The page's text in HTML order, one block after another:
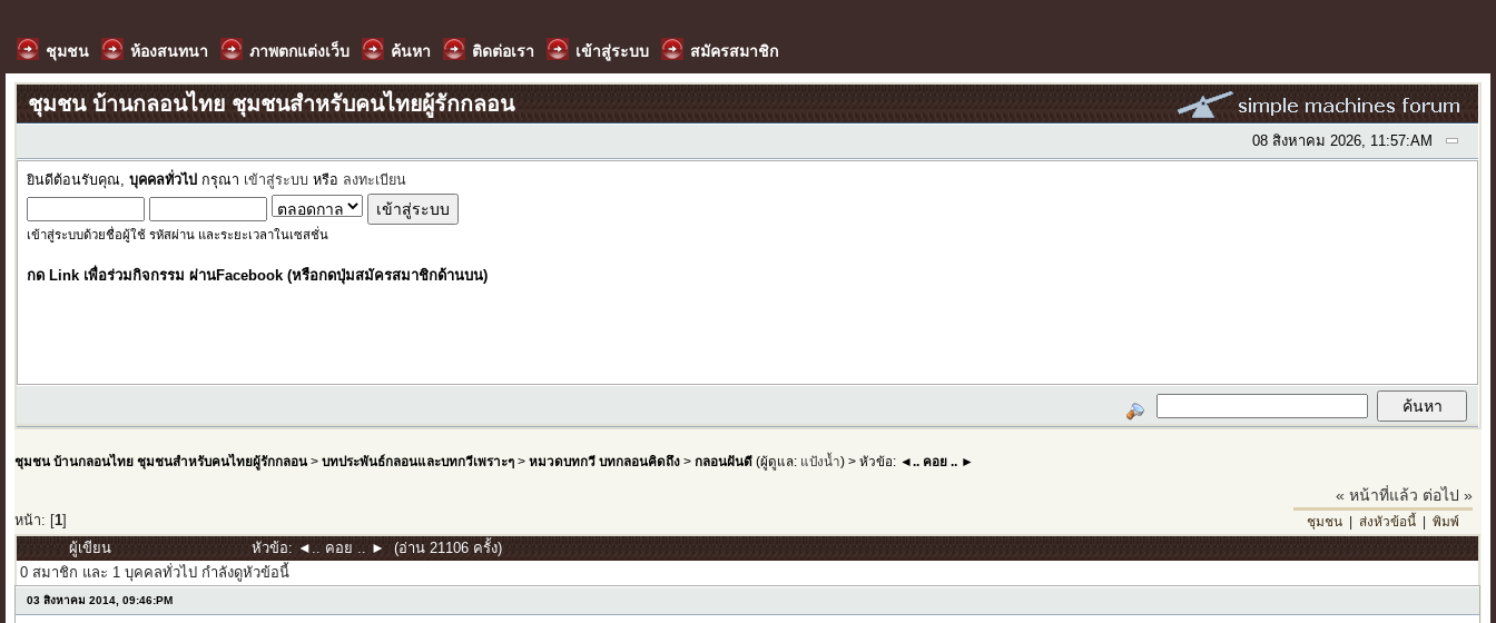
ชุมชน ห้องสนทนา ภาพตกแต่งเว็บ ค้นหา ติดต่อเรา เข้าสู่ระบบ สมัครสมาชิก
ชุมชน บ้านกลอนไทย ชุมชนสำหรับคนไทยผู้รักกลอน
08 สิงหาคม 2026, 11:57:AM
ยินดีต้อนรับคุณ,บุคคลทั่วไป กรุณา เข้าสู่ระบบ หรือ ลงทะเบียน
เข้าสู่ระบบด้วยชื่อผู้ใช้ รหัสผ่าน และระยะเวลาในเซสชั่น
กด Link เพื่อร่วมกิจกรรม ผ่านFacebook (หรือกดปุ่มสมัครสมาชิกด้านบน)
ชุมชน บ้านกลอนไทย ชุมชนสำหรับคนไทยผู้รักกลอน >บทประพันธ์กลอนและบทกวีเพราะๆ >หมวดบทกวี บทกลอนคิดถึง >กลอนฝันดี (ผู้ดูแล: แป้งน้ำ) > หัวข้อ: ◄.. คอย .. ►
หน้า: [1
« หน้าที่แล้ว ต่อไป »
ชุมชน| ส่งหัวข้อนี้| พิมพ์
ผู้เขียน
หัวข้อ: ◄.. คอย .. ► (อ่าน 21106 ครั้ง)
0 สมาชิก และ 1 บุคคลทั่วไป กำลังดูหัวข้อนี้
03 สิงหาคม 2014, 09:46:PM